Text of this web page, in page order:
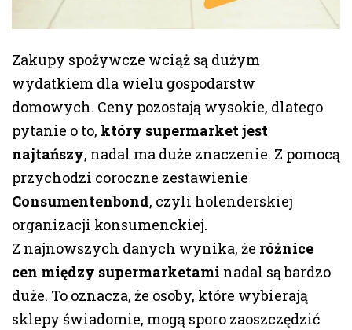
Zakupy spożywcze wciąż są dużym
wydatkiem dla wielu gospodarstw
domowych. Ceny pozostają wysokie, dlatego
pytanie o to, który supermarket jest
najtańszy, nadal ma duże znaczenie. Z pomocą
przychodzi coroczne zestawienie
Consumentenbond, czyli holenderskiej
organizacji konsumenckiej.
Z najnowszych danych wynika, że różnice
cen między supermarketami nadal są bardzo
duże. To oznacza, że osoby, które wybierają
sklepy świadomie, mogą sporo zaoszczędzić